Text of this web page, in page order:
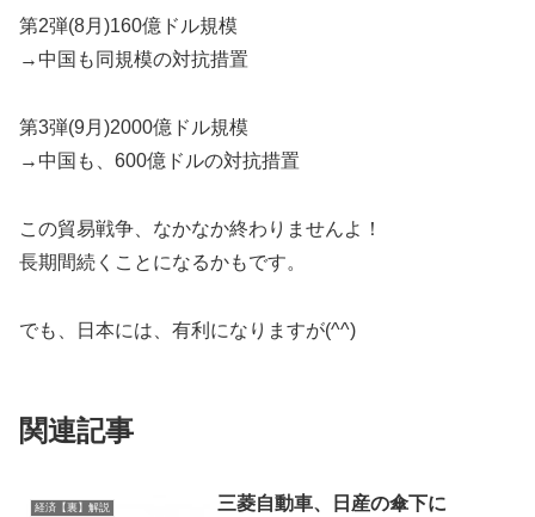
第2弾(8月)160億ドル規模
→中国も同規模の対抗措置
第3弾(9月)2000億ドル規模
→中国も、600億ドルの対抗措置
この貿易戦争、なかなか終わりませんよ！
長期間続くことになるかもです。
でも、日本には、有利になりますが(^^)
関連記事
経済【裏】解説 三菱自動車、日産の傘下に